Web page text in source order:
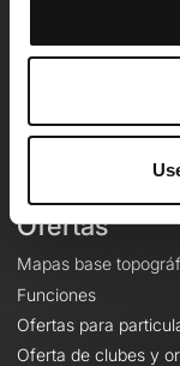
Equipo
Ofertas
Mapas base
Funciones
Ofertas para
Oferta de clubes y